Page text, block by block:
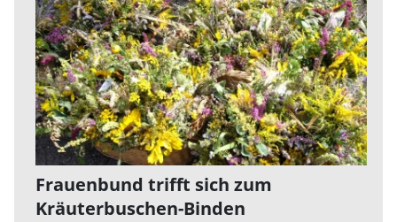
Frauenbund trifft sich zum
Kräuterbuschen-Binden